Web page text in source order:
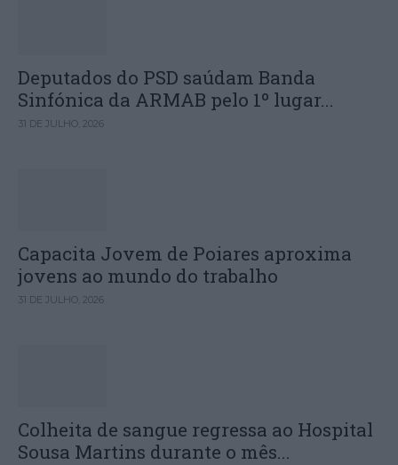
Deputados do PSD saúdam Banda
Sinfónica da ARMAB pelo 1º lugar...
31 DE JULHO, 2026
Capacita Jovem de Poiares aproxima
jovens ao mundo do trabalho
31 DE JULHO, 2026
Colheita de sangue regressa ao Hospital
Sousa Martins durante o mês...